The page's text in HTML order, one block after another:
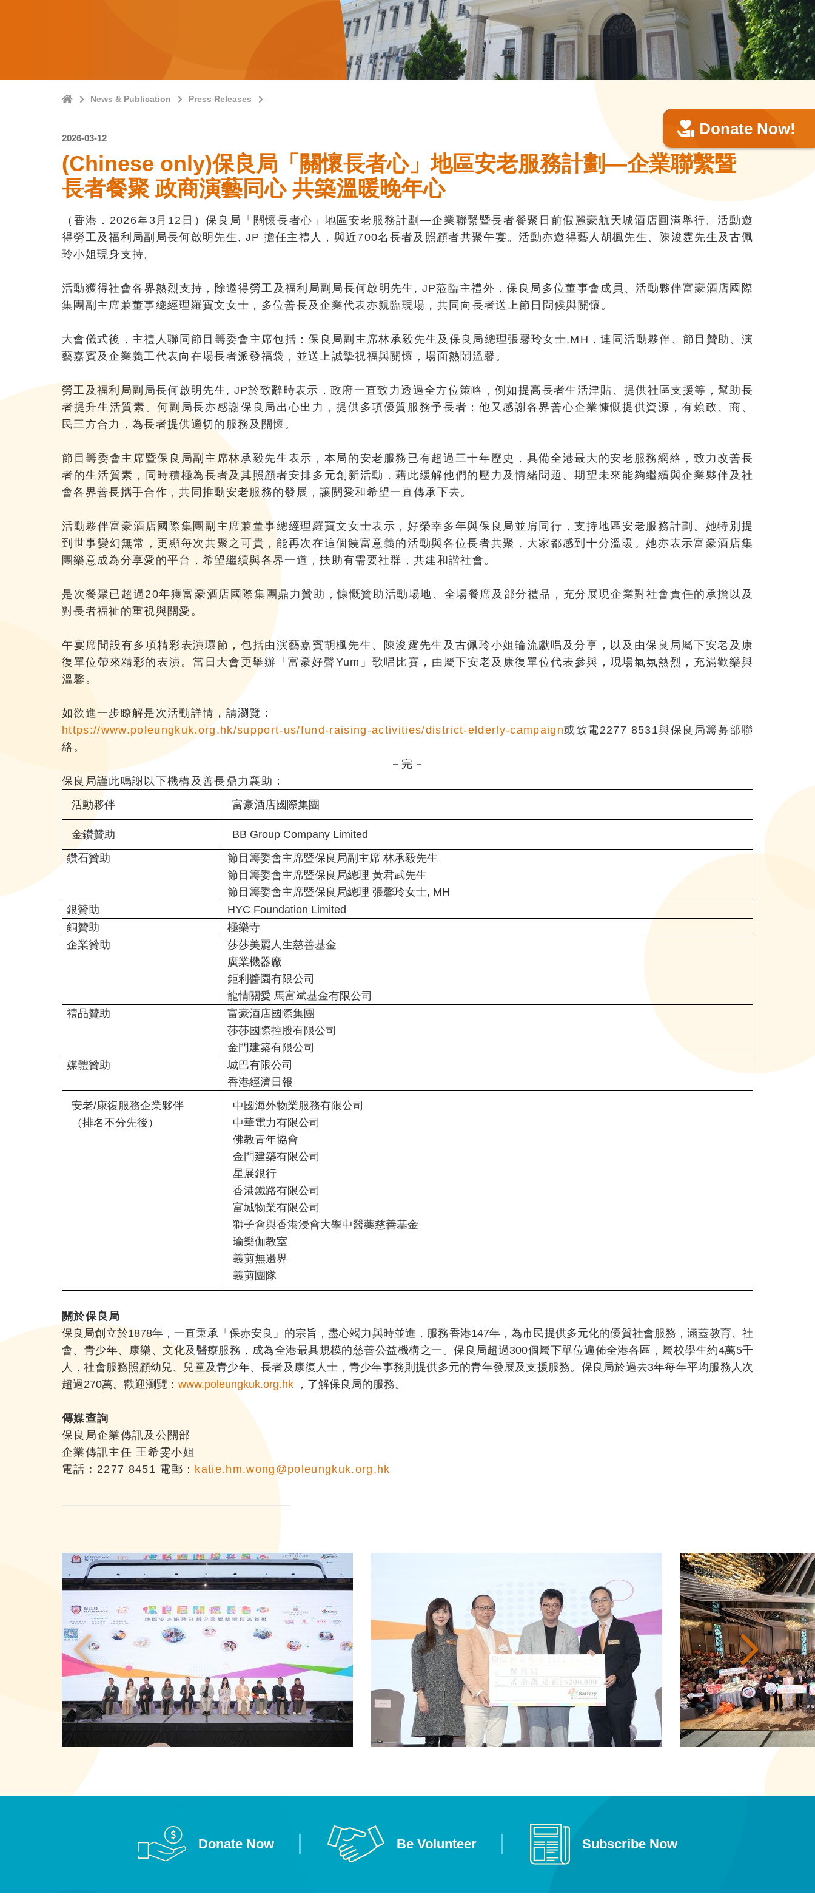
HomeNews & Publication Press Releases
Donate Now!
2026-03-12
(Chinese only)保良局「關懷長者心」地區安老服務計劃—企業聯繫暨
長者餐聚 政商演藝同心 共築溫暖晚年心
（香港．2026年3月12日）保良局「關懷長者心」地區安老服務計劃 —企業聯繫暨長者餐聚 日前假麗豪航天城酒店圓滿舉行。活動邀
得勞工及福利局副局長何啟明先生, JP 擔任主禮人，與近700名長者及照顧者共聚午宴。活動亦邀得藝人胡楓先生、陳浚霆先生及古佩
玲小姐現身支持。
活動獲得社會各界熱烈支持，除邀得勞工及福利局副局長何啟明先生, JP蒞臨主禮外，保良局多位董事會成員、活動夥伴富豪酒店國際
集團副主席兼董事總經理羅寶文女士，多位善長及企業代表亦親臨現場，共同向長者送上節日問候與關懷。
大會儀式後，主禮人聯同節目籌委會主席包括：保良局副主席林承毅先生及保良局總理張馨玲女士,MH，連同活動夥伴、節目贊助、演
藝嘉賓及企業義工代表向在場長者派發福袋，並送上誠摯祝福與關懷，場面熱鬧溫馨。
勞工及福利局副局長何啟明先生, JP於致辭時表示，政府一直致力透過全方位策略，例如提高長者生活津貼、提供社區支援等，幫助長
者提升生活質素。何副局長亦感謝保良局出心出力，提供多項優質服務予長者；他又感謝各界善心企業慷慨提供資源，有賴政、商、
民三方合力，為長者提供適切的服務及關懷。
節目籌委會主席暨保良局副主席林承毅先生表示，本局的安老服務已有超過三十年歷史，具備全港最大的安老服務網絡，致力改善長
者的生活質素，同時積極為長者及其照顧者安排多元創新活動，藉此緩解他們的壓力及情緒問題。期望未來能夠繼續與企業夥伴及社
會各界善長攜手合作，共同推動安老服務的發展，讓關愛和希望一直傳承下去。
活動夥伴富豪酒店國際集團副主席兼董事總經理羅寶文女士表示，好榮幸多年與保良局並肩同行，支持地區安老服務計劃。她特別提
到世事變幻無常，更顯每次共聚之可貴，能再次在這個饒富意義的活動與各位長者共聚，大家都感到十分溫暖。她亦表示富豪酒店集
團樂意成為分享愛的平台，希望繼續與各界一道，扶助有需要社群，共建和諧社會。
是次餐聚已超過20年獲富豪酒店國際集團鼎力贊助，慷慨贊助活動場地、全場餐席及部分禮品，充分展現企業對社會責任的承擔以及
對長者福祉的重視與關愛。
午宴席間設有多項精彩表演環節，包括由演藝嘉賓胡楓先生、陳浚霆先生及古佩玲小姐輪流獻唱及分享，以及由保良局屬下安老及康
復單位帶來精彩的表演。當日大會更舉辦「富豪好聲Yum」歌唱比賽，由屬下安老及康復單位代表參與，現場氣氛熱烈，充滿歡樂與
溫馨。
如欲進一步瞭解是次活動詳情，請瀏覽：
https://www.poleungkuk.org.hk/support-us/fund-raising-activities/district-elderly-campaign或致電2277 8531與保良局籌募部聯
絡。
－完－
保良局謹此鳴謝以下機構及善長鼎力襄助：
活動夥伴
富豪酒店國際集團
金鑽贊助
BB Group Company Limited
鑽石贊助
節目籌委會主席暨保良局副主席 林承毅先生
節目籌委會主席暨保良局總理 黃君武先生
節目籌委會主席暨保良局總理 張馨玲女士, MH
銀贊助
HYC Foundation Limited
銅贊助
極樂寺
企業贊助
莎莎美麗人生慈善基金
廣業機器廠
鉅利醬園有限公司
龍情關愛 馬富斌基金有限公司
禮品贊助
富豪酒店國際集團
莎莎國際控股有限公司
金門建築有限公司
媒體贊助
城巴有限公司
香港經濟日報
安老/康復服務企業夥伴
（排名不分先後）
中國海外物業服務有限公司
中華電力有限公司
佛教青年協會
金門建築有限公司
星展銀行
香港鐵路有限公司
富城物業有限公司
獅子會與香港浸會大學中醫藥慈善基金
瑜樂伽教室
義剪無邊界
義剪團隊
關於保良局
保良局創立於1878年，一直秉承「保赤安良」的宗旨，盡心竭力與時並進，服務香港147年，為市民提供多元化的優質社會服務，涵蓋教育、社
會、青少年、康樂、文化及醫療服務，成為全港最具規模的慈善公益機構之一。保良局超過300個屬下單位遍佈全港各區，屬校學生約4萬5千
人，社會服務照顧幼兒、兒童及青少年、長者及康復人士，青少年事務則提供多元的青年發展及支援服務。保良局於過去3年每年平均服務人次
超過270萬。歡迎瀏覽： www.poleungkuk.org.hk ，了解保良局的服務。
傳媒查詢
保良局企業傳訊及公關部
企業傳訊主任 王希雯小姐
電話︰2277 8451 電郵： katie.hm.wong@poleungkuk.org.hk
Donate Now Be Volunteer Subscribe Now